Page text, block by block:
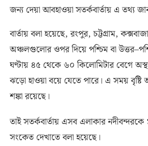
জন্য দেয়া আবহাওয়া সতর্কবার্তায় এ তথ্য
বার্তায় বলা হয়েছে,রংপুর, চট্টগ্রাম,
অঞ্চলগুলোর ওপর দিয়ে পশ্চিম বা উত্তর–
ঘণ্টায় ৪৫ থেকে ৬০ কিলোমিটার বেগে
ঝড়ো হাওয়া বয়ে যেতে পারে। এ সময় বৃষ্টি
শঙ্কা রয়েছে।
তাই সতর্কবার্তায় এসব এলাকার নদীবন্দরকে
সংকেত দেখাতে বলা হয়েছে।